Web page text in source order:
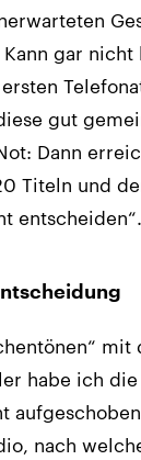
gar
gut
Dann
Titeln und
entscheiden“.
habe ich die
nach